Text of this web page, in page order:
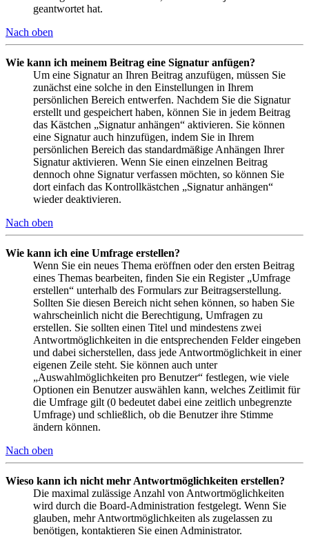
geantwortet hat.
Nach oben
Wie kann ich meinem Beitrag eine Signatur anfügen?
Um eine Signatur an Ihren Beitrag anzufügen, müssen Sie
zunächst eine solche in den Einstellungen in Ihrem
persönlichen Bereich entwerfen. Nachdem Sie die Signatur
erstellt und gespeichert haben, können Sie in jedem Beitrag
das Kästchen „Signatur anhängen“ aktivieren. Sie können
eine Signatur auch hinzufügen, indem Sie in Ihrem
persönlichen Bereich das standardmäßige Anhängen Ihrer
Signatur aktivieren. Wenn Sie einen einzelnen Beitrag
dennoch ohne Signatur verfassen möchten, so können Sie
dort einfach das Kontrollkästchen „Signatur anhängen“
wieder deaktivieren.
Nach oben
Wie kann ich eine Umfrage erstellen?
Wenn Sie ein neues Thema eröffnen oder den ersten Beitrag
eines Themas bearbeiten, finden Sie ein Register „Umfrage
erstellen“ unterhalb des Formulars zur Beitragserstellung.
Sollten Sie diesen Bereich nicht sehen können, so haben Sie
wahrscheinlich nicht die Berechtigung, Umfragen zu
erstellen. Sie sollten einen Titel und mindestens zwei
Antwortmöglichkeiten in die entsprechenden Felder eingeben
und dabei sicherstellen, dass jede Antwortmöglichkeit in einer
eigenen Zeile steht. Sie können auch unter
„Auswahlmöglichkeiten pro Benutzer“ festlegen, wie viele
Optionen ein Benutzer auswählen kann, welches Zeitlimit für
die Umfrage gilt (0 bedeutet dabei eine zeitlich unbegrenzte
Umfrage) und schließlich, ob die Benutzer ihre Stimme
ändern können.
Nach oben
Wieso kann ich nicht mehr Antwortmöglichkeiten erstellen?
Die maximal zulässige Anzahl von Antwortmöglichkeiten
wird durch die Board-Administration festgelegt. Wenn Sie
glauben, mehr Antwortmöglichkeiten als zugelassen zu
benötigen, kontaktieren Sie einen Administrator.